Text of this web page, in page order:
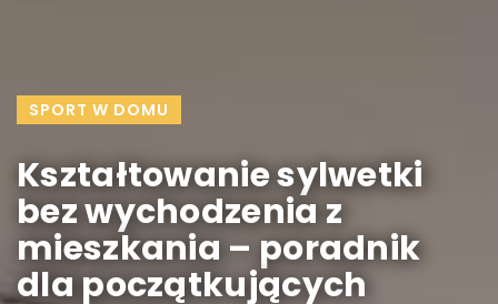
SPORT W DOMU
Kształtowanie sylwetki
bez wychodzenia z
mieszkania – poradnik
dla początkujących